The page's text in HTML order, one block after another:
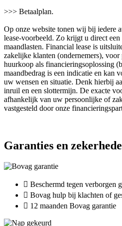
>>> Betaalplan.
Op onze website tonen wij bij iedere
lease-voorbeeld. Zo krijgt u direct
maandlasten. Financial lease is
zakelijke klanten (ondernemers),
huurkoop als financieringsoplossing
maandbedrag is een indicatie en kan
uw wensen en situatie. Denk hierbij
inruil en een slottermijn. De exacte
afhankelijk van uw persoonlijke of
vastgesteld door onze
Garanties en
Beschermd tegen verborgen
Bovag hulp bij klachten of
12 maanden Bovag garantie